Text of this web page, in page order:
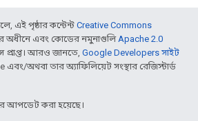
এই পৃষ্ঠার কন্টেন্ট Creative Commons
অধীনে এবং কোডের নমুনাগুলিApache 2.0
প্রাপ্ত। আরও জানতে, Google Developers সাইট
অথবা তার অ্যাফিলিয়েট সংস্থার রেজিস্টার্ড
আপডেট করা হয়েছে।